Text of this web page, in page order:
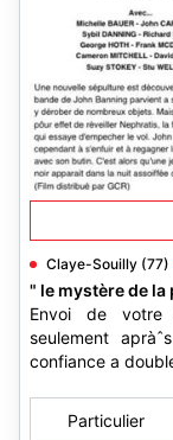
Claye-Souilly (77)
" le mystère de
Envoi de votre
seulement
confiance a
Particulier